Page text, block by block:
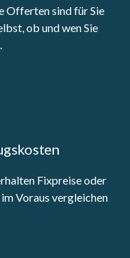
Offerten sind für Sie
ob und wen Sie
Fixpreise oder
Voraus vergleichen